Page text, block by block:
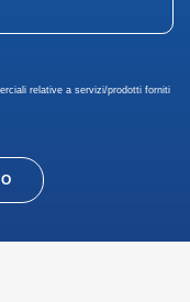
relative a servizi/prodotti forniti